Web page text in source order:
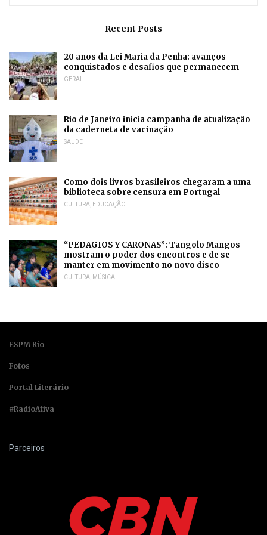
Recent Posts
20 anos da Lei Maria da Penha: avanços
conquistados e desafios que permanecem
GERAL
Rio de Janeiro inicia campanha de atualização
da caderneta de vacinação
SAÚDE
Como dois livros brasileiros chegaram a uma
biblioteca sobre censura em Portugal
CULTURA, EDUCAÇÃO
“PEDAGIOS Y CARONAS”: Tangolo Mangos
mostram o poder dos encontros e de se
manter em movimento no novo disco
CULTURA, MÚSICA
ESPM Rio
Fotos
Portal Literário
#RadioAtiva
Parceiros